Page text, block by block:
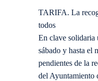
TARIFA. La
todos
En clave solidaria
sábado y hasta el
pendientes de la
del Ayuntamiento